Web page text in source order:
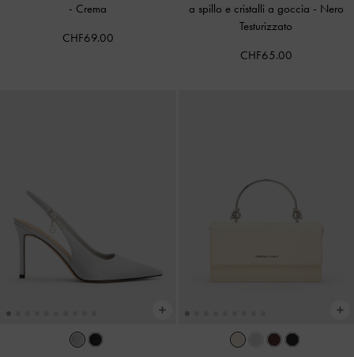
- Crema
CHF69.00
a spillo e cristalli a goccia - Nero
Testurizzato
CHF65.00